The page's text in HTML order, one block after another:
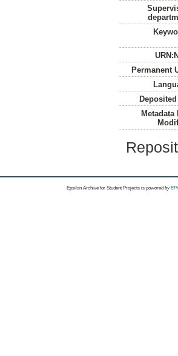
Permanent
Metadata
Epsilon Archive for Student Projects is powored by